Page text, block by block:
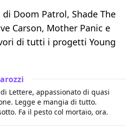
di Doom Patrol, Shade The
Carson, Mother Panic e
di tutti i progetti Young
Lettere, appassionato di quasi
Legge e mangia di tutto.
Fa il pesto col mortaio, ora.